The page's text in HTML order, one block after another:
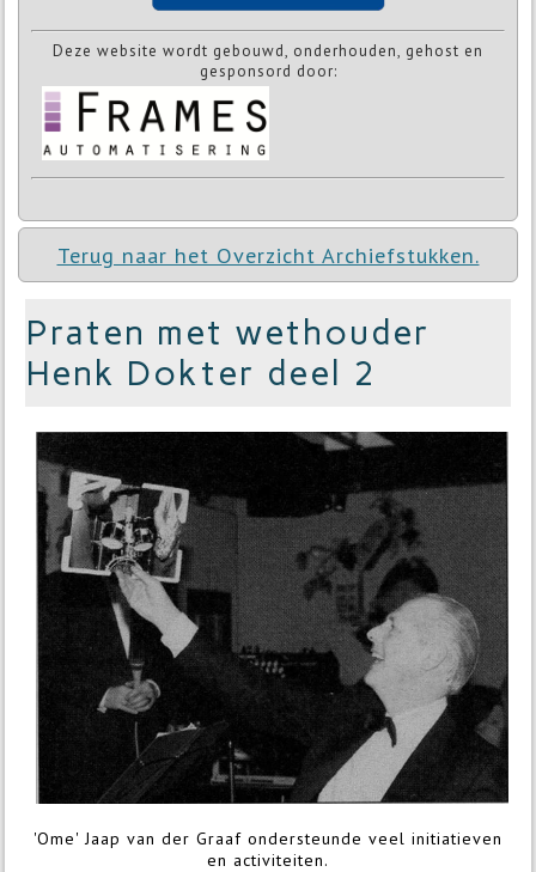
Deze website wordt gebouwd, onderhouden, gehost en
gesponsord door:
Terug naar het Overzicht Archiefstukken.
Praten met wethouder
Henk Dokter deel 2
'Ome' Jaap van der Graaf ondersteunde veel initiatieven
en activiteiten.